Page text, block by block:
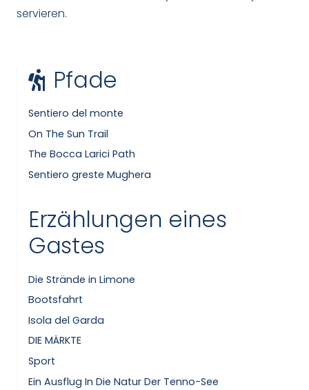
servieren.
Pfade
Sentiero del monte
On The Sun Trail
The Bocca Larici Path
Sentiero greste Mughera
Erzählungen eines
Gastes
Die Strände in Limone
Bootsfahrt
Isola del Garda
DIE MÄRKTE
Sport
Ein Ausflug In Die Natur Der Tenno-See